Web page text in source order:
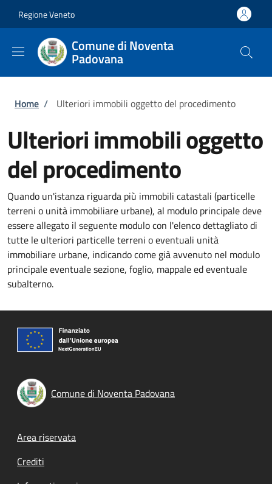
Regione Veneto
Comune di Noventa
Padovana
Briciole di pane
Home / Ulteriori immobili oggetto del procedimento
Ulteriori immobili oggetto
del procedimento
Quando un'istanza riguarda più immobili catastali (particelle
terreni o unità immobiliare urbane), al modulo principale deve
essere allegato il seguente modulo con l'elenco dettagliato di
tutte le ulteriori particelle terreni o eventuali unità
immobiliare urbane, indicando come già avvenuto nel modulo
principale eventuale sezione, foglio, mappale ed eventuale
subalterno.
Comune di Noventa Padovana
Footer menu
Area riservata
Crediti